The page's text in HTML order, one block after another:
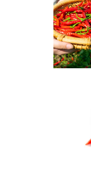
小米椒